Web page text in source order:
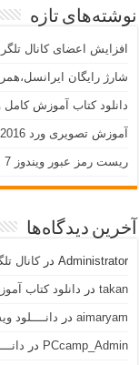
نوشته‌های تازه
افزایش اعضای کانال
شارژ رایگان
دانلود کتاب آموزش کامل
آموزش تصویری ورد 2016 – مبتدی
ریست رمز عبور ویندوز 7 بدون نرم افزار
آخرین دیدگاه‌ها
Administrator درکانال
takan در دانلود کتاب
aimaryam در دانــــلود
PCcamp_Admin در